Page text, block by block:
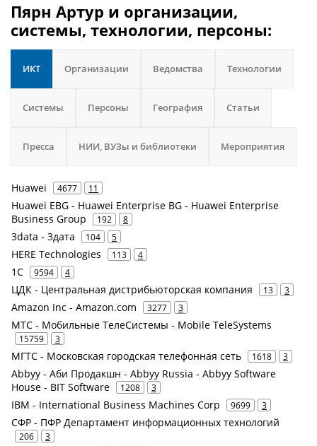
Пярн Артур и организации,
системы, технологии, персоны:
ИКТ Организации Ведомства Технологии
Системы Персоны География Статьи
Пресса НИИ, ВУЗы и библиотеки Мероприятия
Huawei 4677 11
Huawei EBG - Huawei Enterprise BG - Huawei Enterprise
Business Group
192 8
3data - 3дата 104 5
HERE Technologies 113 4
1С 9594 4
ЦДК - Центральная дистрибьюторская компания 13 3
Amazon Inc - Amazon.com 3277 3
МТС - Мобильные ТелеСистемы - Mobile TeleSystems
15759 3
МГТС - Московская городская телефонная сеть 1618 3
Abbyy - Аби Продакшн - Abbyy Russia - Abbyy Software
House - BIT Software
1208 3
IBM - International Business Machines Corp 9699 3
СФР - ПФР Департамент информационных технологий
206 3